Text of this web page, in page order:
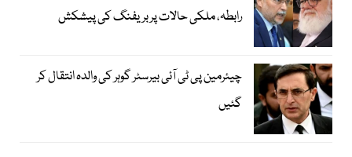
رابطہ، ملکی حالات پر بریفنگ کی پیشکش
چیئرمین پی ٹی آئی بیرسٹر گوہر کی والدہ انتقال کر
گئیں